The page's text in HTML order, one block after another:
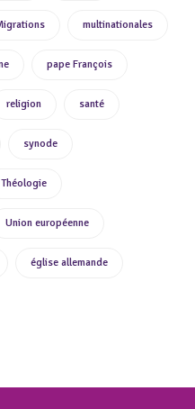
multinationales
pape François
religion santé
synode
Théologie
Union européenne
église allemande